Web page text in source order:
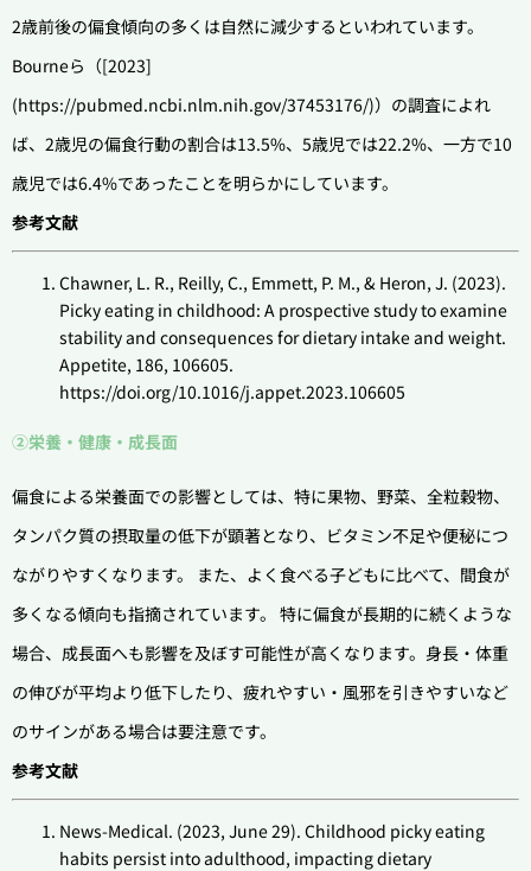
2歳前後の偏食傾向の多くは自然に減少するといわれています。
Bourneら（[2023]
(https://pubmed.ncbi.nlm.nih.gov/37453176/)）の調査によれ
ば、2歳児の偏食行動の割合は13.5%、5歳児では22.2%、一方で10
歳児では6.4%であったことを明らかにしています。
参考文献
Chawner, L. R., Reilly, C., Emmett, P. M., & Heron, J. (2023).
Picky eating in childhood: A prospective study to examine
stability and consequences for dietary intake and weight.
Appetite, 186, 106605.
https://doi.org/10.1016/j.appet.2023.106605
②栄養・健康・成長面
偏食による栄養面での影響としては、特に果物、野菜、全粒穀物、
タンパク質の摂取量の低下が顕著となり、ビタミン不足や便秘につ
ながりやすくなります。 また、よく食べる子どもに比べて、間食が
多くなる傾向も指摘されています。 特に偏食が長期的に続くような
場合、成長面へも影響を及ぼす可能性が高くなります。身長・体重
の伸びが平均より低下したり、疲れやすい・風邪を引きやすいなど
のサインがある場合は要注意です。
参考文献
News-Medical. (2023, June 29). Childhood picky eating
habits persist into adulthood, impacting dietary